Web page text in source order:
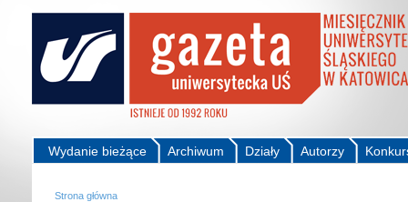
Autorzy
Działy
Archiwum
Wydanie bieżące
Strona główna